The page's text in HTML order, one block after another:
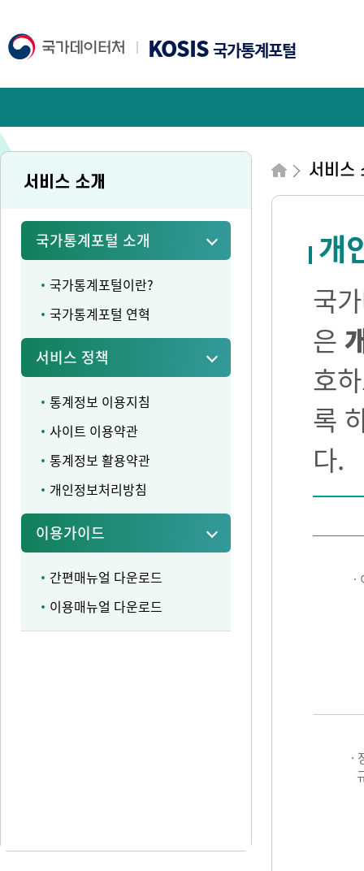
KOSIS국가통계포털
서비스 소개
국가통계포털 소개
국가통계포털이란?
국가통계포털 연혁
서비스 정책
통계정보 이용지침
사이트 이용약관
통계정보 활용약관
개인정보처리방침
이용가이드
간편매뉴얼 다운로드
이용매뉴얼 다운로드
서비스
개
국
은
호
록
다.
·
·